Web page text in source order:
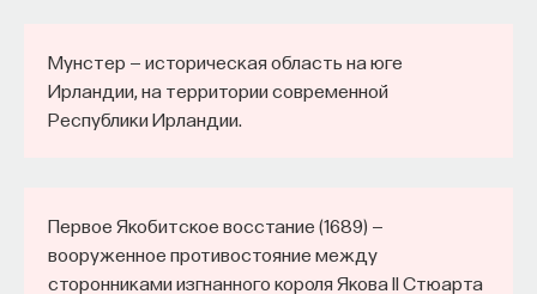
Мунстер — историческая область на юге
Ирландии, на территории современной
Республики Ирландии.
Первое Якобитское восстание (1689) —
вооруженное противостояние между
сторонниками изгнанного короля Якова II Стюарта